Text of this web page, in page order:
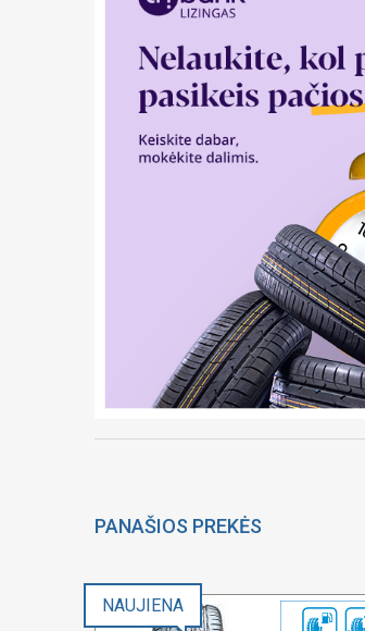
PANAŠIOS PREKĖS
NAUJIENA